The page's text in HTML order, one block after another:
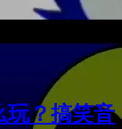
玩？搞笑音